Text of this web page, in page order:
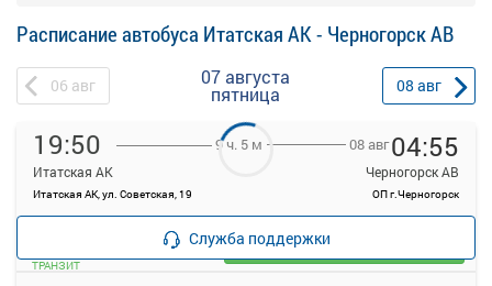
Расписание автобуса Итатская АК - Черногорск АВ
06 авг 07 августа
пятница 08 авг
19:50
Итатская АК
Итатская АК, ул. Советская, 19
9 ч. 5 м 08 авг04:55
Черногорск АВ
ОП г.Черногорск
—
ТРАНЗИТ
Загрузить цену
Служба поддержки